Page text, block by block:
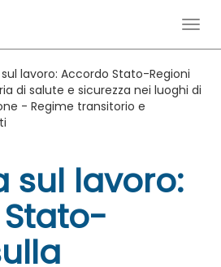
sul lavoro: Accordo Stato-Regioni
di salute e sicurezza nei luoghi di
- Regime transitorio e
sul lavoro: